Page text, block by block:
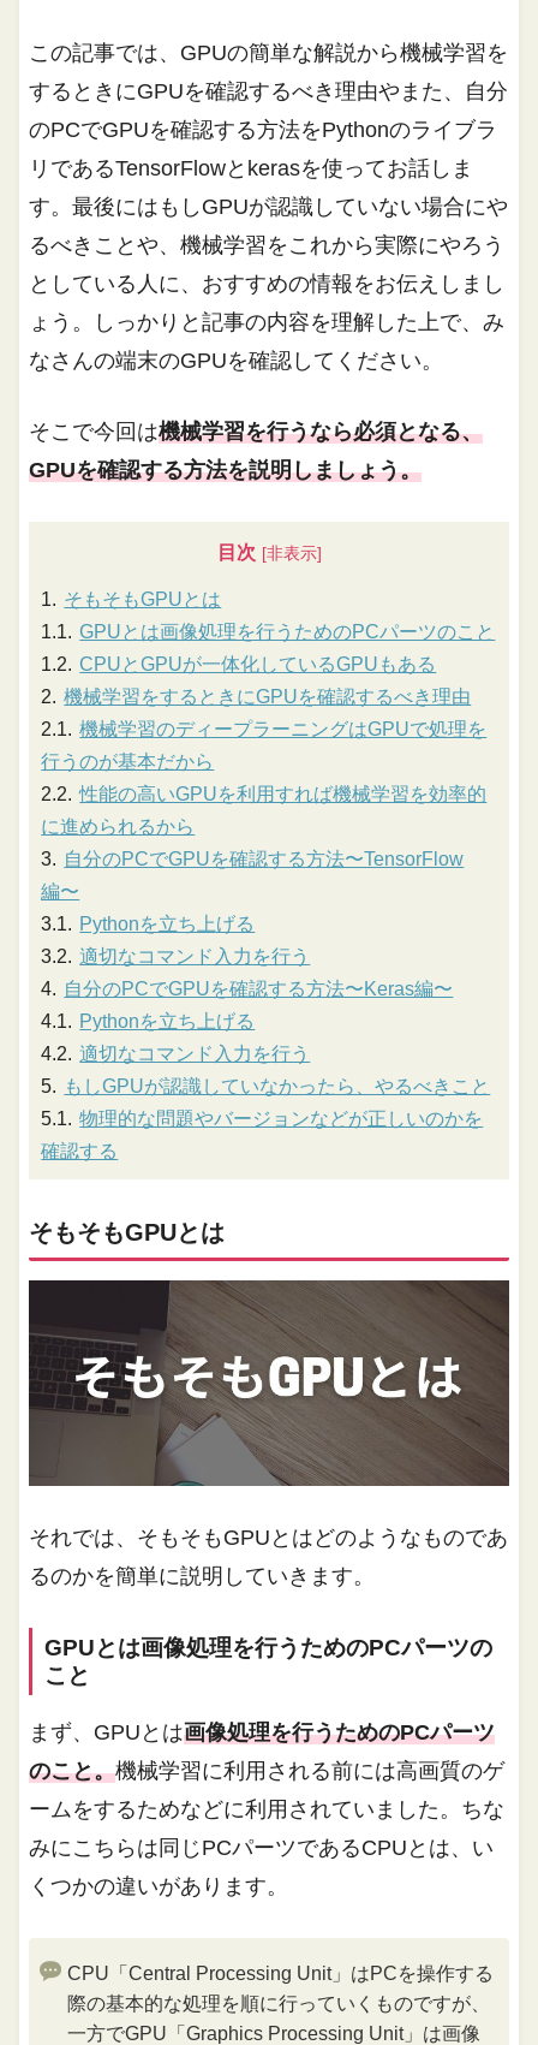
この記事では、GPUの簡単な解説から機械学習を
するときにGPUを確認するべき理由やまた、自分
のPCでGPUを確認する方法をPythonのライブラ
リであるTensorFlowとkerasを使ってお話しま
す。最後にはもしGPUが認識していない場合にや
るべきことや、機械学習をこれから実際にやろう
としている人に、おすすめの情報をお伝えしまし
ょう。しっかりと記事の内容を理解した上で、み
なさんの端末のGPUを確認してください。
そこで今回は機械学習を行うなら必須となる、
GPUを確認する方法を説明しましょう。
目次
そもそもGPUとは
GPUとは画像処理を行うためのPCパーツのこと
CPUとGPUが一体化しているGPUもある
機械学習をするときにGPUを確認するべき理由
機械学習のディープラーニングはGPUで処理を
行うのが基本だから
性能の高いGPUを利用すれば機械学習を効率的
に進められるから
自分のPCでGPUを確認する方法〜TensorFlow
編〜
Pythonを立ち上げる
適切なコマンド入力を行う
自分のPCでGPUを確認する方法〜Keras編〜
Pythonを立ち上げる
適切なコマンド入力を行う
もしGPUが認識していなかったら、やるべきこと
物理的な問題やバージョンなどが正しいのかを
確認する
そもそもGPUとは
それでは、そもそもGPUとはどのようなものであ
るのかを簡単に説明していきます。
GPUとは画像処理を行うためのPCパーツの
こと
まず、GPUとは画像処理を行うためのPCパーツ
のこと。機械学習に利用される前には高画質のゲ
ームをするためなどに利用されていました。ちな
みにこちらは同じPCパーツであるCPUとは、い
くつかの違いがあります。
CPU「Central Processing Unit」はPCを操作する
際の基本的な処理を順に行っていくものですが、
一方でGPU「Graphics Processing Unit」は画像